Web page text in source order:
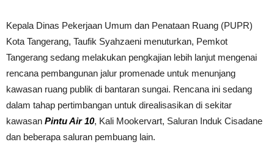
Kepala Dinas Pekerjaan Umum dan Penataan Ruang (PUPR)
Kota Tangerang, Taufik Syahzaeni menuturkan, Pemkot
Tangerang sedang melakukan pengkajian lebih lanjut mengenai
rencana pembangunan jalur promenade untuk menunjang
kawasan ruang publik di bantaran sungai. Rencana ini sedang
dalam tahap pertimbangan untuk direalisasikan di sekitar
kawasan Pintu Air 10, Kali Mookervart, Saluran Induk Cisadane
dan beberapa saluran pembuang lain.